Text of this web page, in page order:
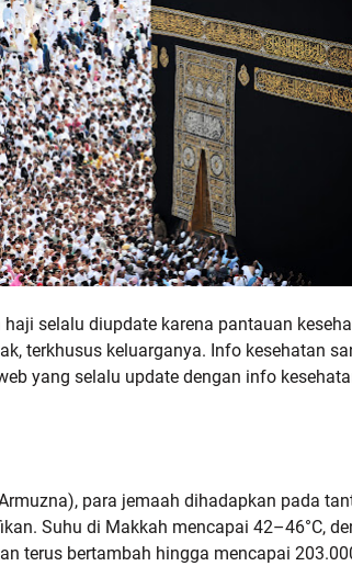
selalu diupdate karena pantauan
terkhusus keluarganya. Info kesehatan
yang selalu update dengan info
para jemaah dihadapkan pada
Suhu di Makkah mencapai 42–46°C,
terus bertambah hingga mencapai